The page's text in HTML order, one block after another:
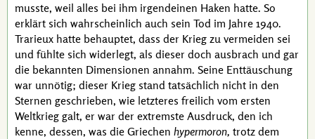
musste, weil alles bei ihm irgendeinen Haken hatte. So
erklärt sich wahrscheinlich auch sein Tod im Jahre 1940.
Trarieux hatte behauptet, dass der Krieg zu vermeiden sei
und fühlte sich widerlegt, als dieser doch ausbrach und gar
die bekannten Dimensionen annahm. Seine Enttäuschung
war unnötig; dieser Krieg stand tatsächlich nicht in den
Sternen geschrieben, wie letzteres freilich vom ersten
Weltkrieg galt, er war der extremste Ausdruck, den ich
kenne, dessen, was die Griechen hypermoron, trotz dem